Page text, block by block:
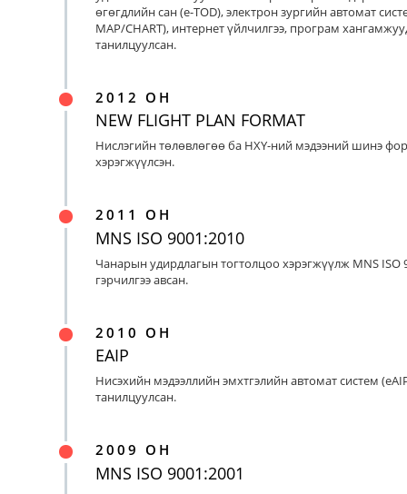
өгөгдлийн сан (e-TOD), электрон зургийн автомат
MAP/CHART), интернет үйлчилгээ, програм
танилцуулсан.
2012 ОН
NEW FLIGHT PLAN FORMAT
Нислэгийн төлөвлөгөө ба НХҮ-ний мэдээний шинэ
хэрэгжүүлсэн.
2011 ОН
MNS ISO 9001:2010
Чанарын удирдлагын тогтолцоо хэрэгжүүлж MNS ISO
гэрчилгээ авсан.
2010 ОН
EAIP
Нисэхийн мэдээллийн эмхтгэлийн автомат систем
танилцуулсан.
2009 ОН
MNS ISO 9001:2001